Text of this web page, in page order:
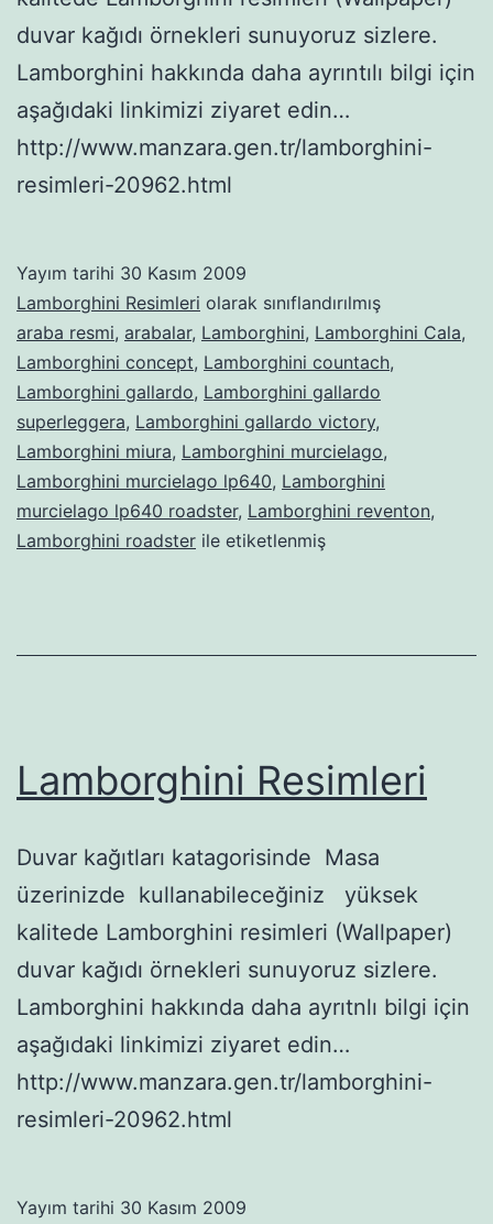
duvar kağıdı örnekleri sunuyoruz sizlere.
Lamborghini hakkında daha ayrıntılı bilgi için
aşağıdaki linkimizi ziyaret edin…
http://www.manzara.gen.tr/lamborghini-
resimleri-20962.html
Yayım tarihi 30 Kasım 2009
Lamborghini Resimleri olarak sınıflandırılmış
araba resmi, arabalar, Lamborghini, Lamborghini Cala,
Lamborghini concept, Lamborghini countach,
Lamborghini gallardo, Lamborghini gallardo
superleggera, Lamborghini gallardo victory,
Lamborghini miura, Lamborghini murcielago,
Lamborghini murcielago lp640, Lamborghini
murcielago lp640 roadster, Lamborghini reventon,
Lamborghini roadster ile etiketlenmiş
Lamborghini Resimleri
Duvar kağıtları katagorisinde Masa
üzerinizde kullanabileceğiniz yüksek
kalitede Lamborghini resimleri (Wallpaper)
duvar kağıdı örnekleri sunuyoruz sizlere.
Lamborghini hakkında daha ayrıtnlı bilgi için
aşağıdaki linkimizi ziyaret edin…
http://www.manzara.gen.tr/lamborghini-
resimleri-20962.html
Yayım tarihi 30 Kasım 2009